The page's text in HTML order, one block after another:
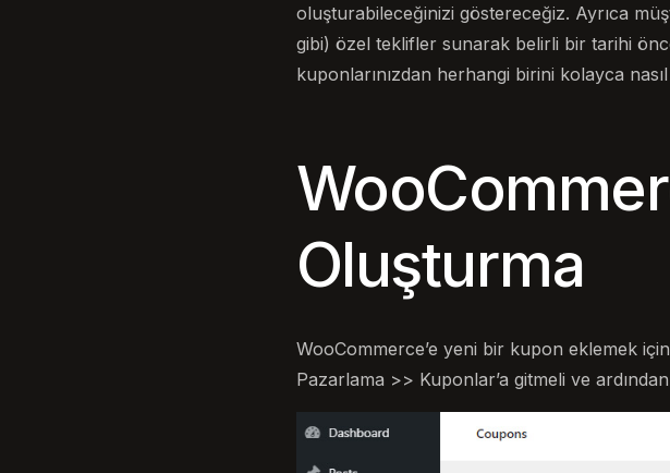
oluşturabileceğinizi göstereceğiz. Ayrıca
gibi) özel teklifler sunarak belirli bir tarihi
kuponlarınızdan herhangi birini kolayca
Oluşturma
WooCommerce’e yeni bir kupon eklemek
Pazarlama >> Kuponlar’a gitmeli ve